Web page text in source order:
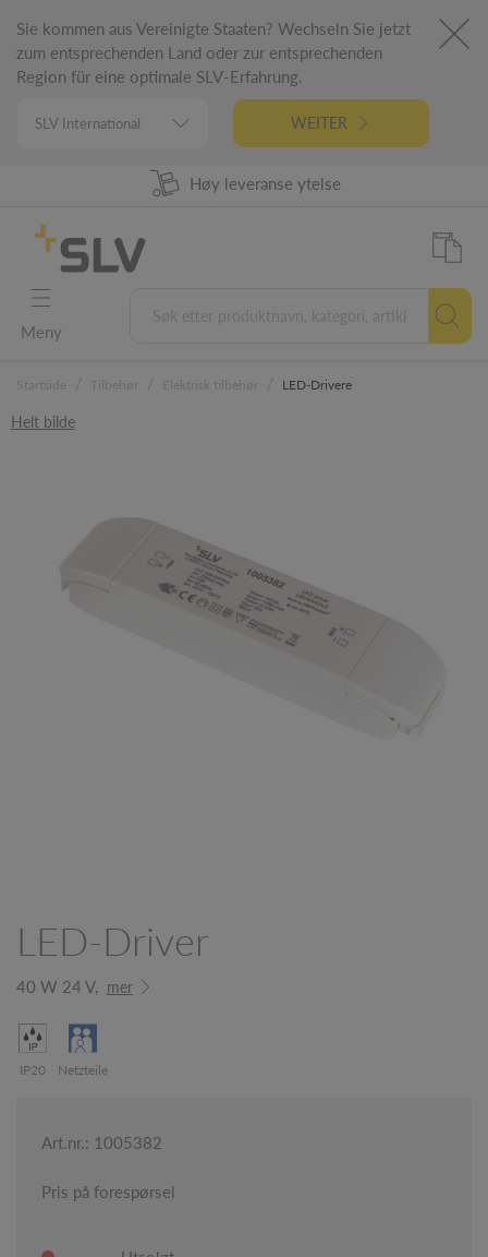
Sie kommen aus Vereinigte Staaten? Wechseln Sie jetzt
zum entsprechenden Land oder zur entsprechenden
Region für eine optimale SLV-Erfahrung.
WEITER
98% Produkt tilgjengelighet
Høy leveranse ytelse
5 års garanti
Tysk ingeniørfag
Meny
LED-Drivere
Helt bilde
LED-Driver
40 W 24 V, mer
IP20 Netzteile
Art.nr.: 1005382
Pris på forespørsel